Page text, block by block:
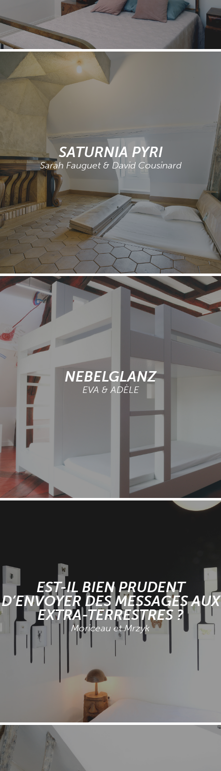
SATURNIA PYRI
Sarah Fauguet & David Cousinard
NEBELGLANZ
EVA & ADÈLE
EST-IL BIEN PRUDENT
D’ENVOYER DES MESSAGES AUX
EXTRA-TERRESTRES ?
Moriceau et Mrzyk